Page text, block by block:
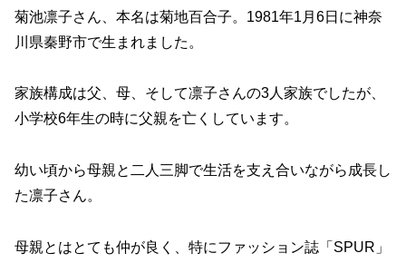
菊池凛子さん、本名は菊地百合子。1981年1月6日に神奈
川県秦野市で生まれました。
家族構成は父、母、そして凛子さんの3人家族でしたが、
小学校6年生の時に父親を亡くしています。
幼い頃から母親と二人三脚で生活を支え合いながら成長し
た凛子さん。
母親とはとても仲が良く、特にファッション誌「SPUR」